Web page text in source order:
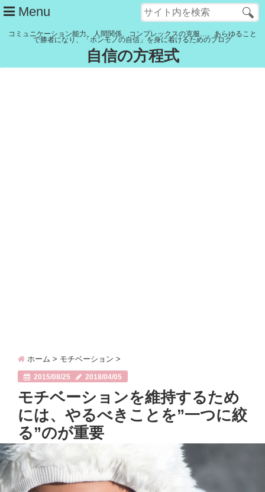
Menu
管理人紹介
コミュニケーション能力、人間関係、コンプレックスの克服…。あらゆること
で勝者になり、「ホンモノの自信」を身に着けるためのブログ
自信の方程式
ホーム > モチベーション >
2015/08/25 2018/04/05
モチベーションを維持するため
には、やるべきことを”一つに絞
る”のが重要